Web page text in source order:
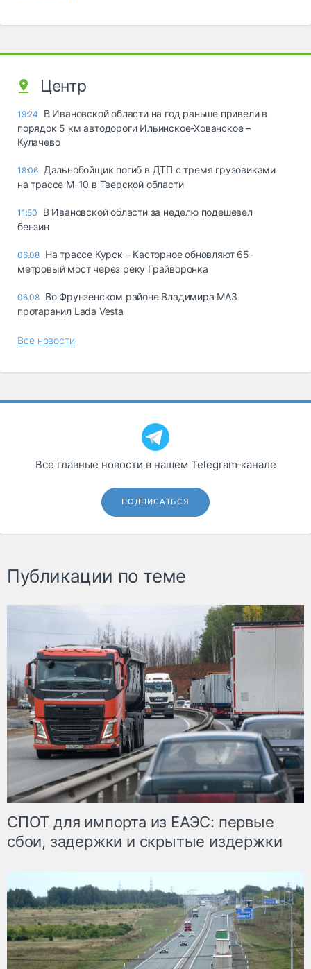
Центр
19:24
В Ивановской области на год раньше привели в
порядок 5 км автодороги Ильинское-Хованское –
Кулачево
18:06 Дальнобойщик погиб в ДТП с тремя грузовиками
на трассе М-10 в Тверской области
11:50
В Ивановской области за неделю подешевел
бензин
06.08 На трассе Курск – Касторное обновляют 65-
метровый мост через реку Грайворонка
06.08 Во Фрунзенском районе Владимира МАЗ
протаранил Lada Vesta
Все новости
Все главные новости в нашем Telegram‑канале
ПОДПИСАТЬСЯ
Публикации по теме
СПОТ для импорта из ЕАЭС: первые
сбои, задержки и скрытые издержки